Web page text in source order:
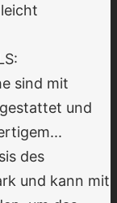
sind mit
und
des
und kann mit